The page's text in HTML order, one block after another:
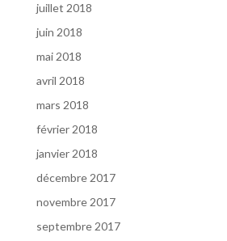
juillet 2018
juin 2018
mai 2018
avril 2018
mars 2018
février 2018
janvier 2018
décembre 2017
novembre 2017
septembre 2017